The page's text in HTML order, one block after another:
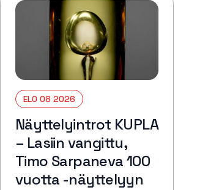
ELO 08 2026
Näyttelyintrot KUPLA
– Lasiin vangittu,
Timo Sarpaneva 100
vuotta -näyttelyyn